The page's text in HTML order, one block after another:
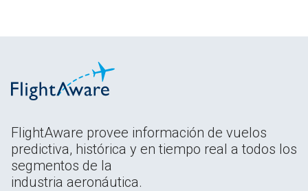
FlightAware provee información de vuelos
predictiva, histórica y en tiempo real a todos los
segmentos de la
industria aeronáutica.